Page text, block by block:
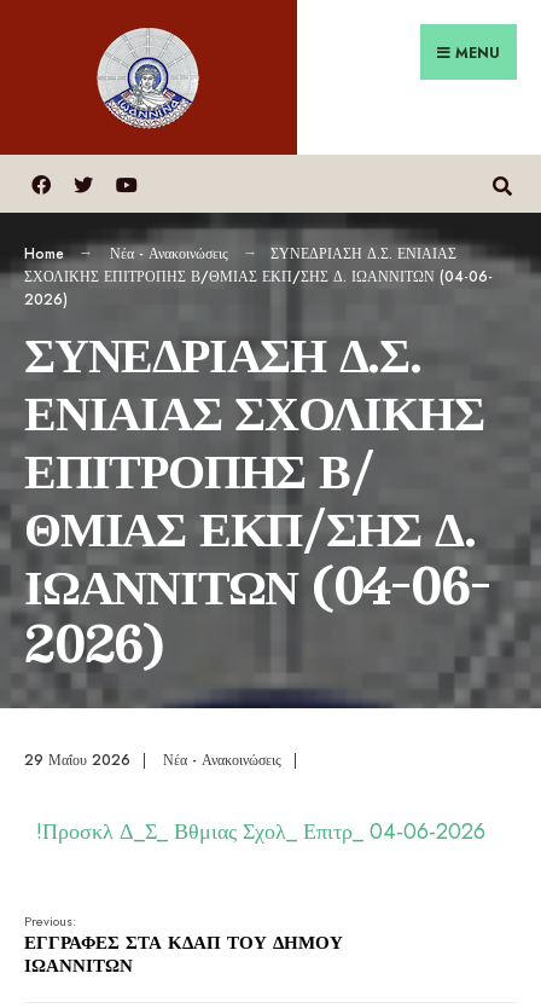
MENU
Home Νέα - Ανακοινώσεις
ΣΥΝΕΔΡΙΑΣΗ Δ.Σ. ΕΝΙΑΙΑΣ
ΣΧΟΛΙΚΗΣ ΕΠΙΤΡΟΠΗΣ Β/ΘΜΙΑΣ ΕΚΠ/ΣΗΣ Δ. ΙΩΑΝΝΙΤΩΝ (04-06-
2026)
ΣΥΝΕΔΡΙΑΣΗ Δ.Σ.
ΕΝΙΑΙΑΣ ΣΧΟΛΙΚΗΣ
ΕΠΙΤΡΟΠΗΣ Β/
ΘΜΙΑΣ ΕΚΠ/ΣΗΣ Δ.
ΙΩΑΝΝΙΤΩΝ (04-06-
2026)
29 Μαΐου 2026 | Νέα - Ανακοινώσεις |
!Προσκλ Δ_Σ_ Βθμιας Σχολ_ Επιτρ_ 04-06-2026
Previous:
ΕΓΓΡΑΦΕΣ ΣΤΑ ΚΔΑΠ ΤΟΥ ΔΗΜΟΥ
ΙΩΑΝΝΙΤΩΝ